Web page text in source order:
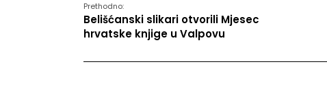
Prethodno:
Belišćanski slikari otvorili Mjesec
hrvatske knjige u Valpovu